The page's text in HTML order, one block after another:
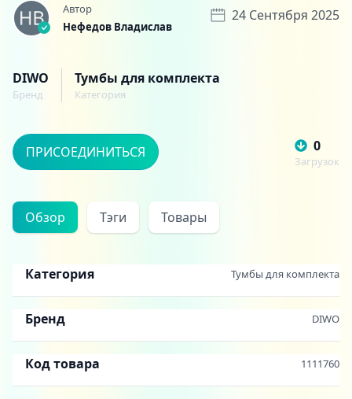
Автор
Нефедов Владислав
24 Сентября 2025
DIWO
Бренд
Тумбы для комплекта
Категория
ПРИСОЕДИНИТЬСЯ 0
Загрузок
Обзор Тэги Товары
Категория Тумбы для комплекта
Бренд DIWO
Код товара 1111760